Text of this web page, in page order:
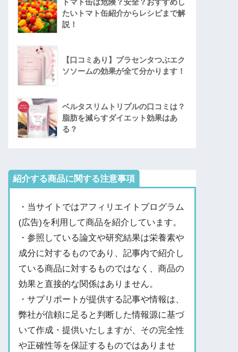
トマト缶は危険？安全？おすすめし
たいトマト缶紹介からレシピまで解
説！
【口コミあり】プラセンタつぶエク
ソソームの効果が全て分かります！
ベルタスリムトリプルの口コミは？
脂肪を減らすダイエット効果はあ
る？
紹介する商品に関する注意事項
・当サイトではアフィリエイトプログラム
(広告)を利用して商品を紹介しています。
・参照している論文や研究結果は栄養素や
成分に対するものであり、記事内で紹介し
ている商品に対するものではなく、商品の
効果と直接的な関係はありません。
・サプリポートが提供する記事や情報は、
弊社が信頼に足ると判断した情報源に基づ
いて作成・提供いたしますが、その完全性
や正確性等を保証するものではありませ